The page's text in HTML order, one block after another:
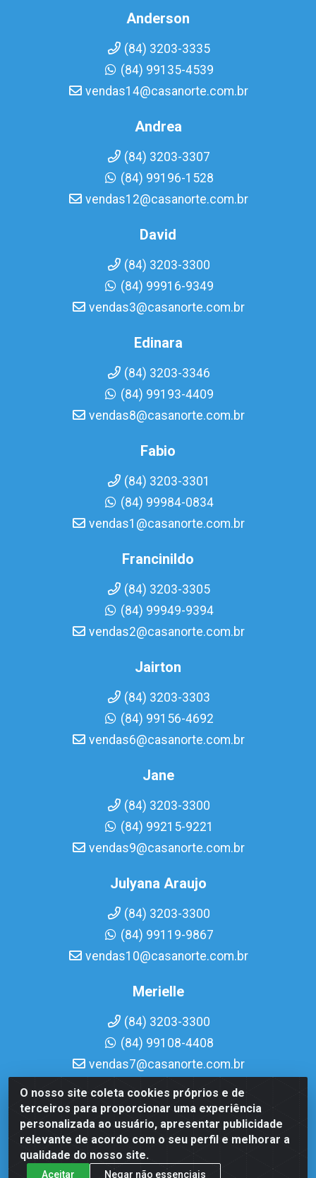
O nosso site coleta cookies próprios e de
terceiros para proporcionar uma experiência
personalizada ao usuário, apresentar publicidade
relevante de acordo com o seu perfil e melhorar a
qualidade do nosso site.
Aceitar Negar não essenciais
Anderson
(84) 3203-3335
(84) 99135-4539
vendas14@casanorte.com.br
Andrea
(84) 3203-3307
(84) 99196-1528
vendas12@casanorte.com.br
David
(84) 3203-3300
(84) 99916-9349
vendas3@casanorte.com.br
Edinara
(84) 3203-3346
(84) 99193-4409
vendas8@casanorte.com.br
Fabio
(84) 3203-3301
(84) 99984-0834
vendas1@casanorte.com.br
Francinildo
(84) 3203-3305
(84) 99949-9394
vendas2@casanorte.com.br
Jairton
(84) 3203-3303
(84) 99156-4692
vendas6@casanorte.com.br
Jane
(84) 3203-3300
(84) 99215-9221
vendas9@casanorte.com.br
Julyana Araujo
(84) 3203-3300
(84) 99119-9867
vendas10@casanorte.com.br
Merielle
(84) 3203-3300
(84) 99108-4408
vendas7@casanorte.com.br
Casa Norte LTDA - Av. Interventor Mário Câmara, 1815 -
Dix-Sept Rosado, Natal/RN - CEP 59054-600 - CNPJ
08.713.513/0001-51